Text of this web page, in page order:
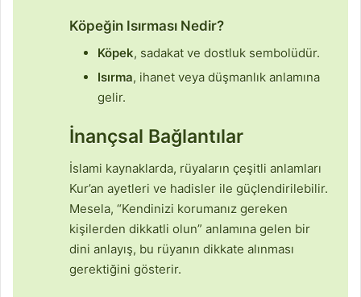
Köpeğin Isırması Nedir?
Köpek, sadakat ve dostluk sembolüdür.
Isırma, ihanet veya düşmanlık anlamına
gelir.
İnançsal Bağlantılar
İslami kaynaklarda, rüyaların çeşitli anlamları
Kur’an ayetleri ve hadisler ile güçlendirilebilir.
Mesela, “Kendinizi korumanız gereken
kişilerden dikkatli olun” anlamına gelen bir
dini anlayış, bu rüyanın dikkate alınması
gerektiğini gösterir.